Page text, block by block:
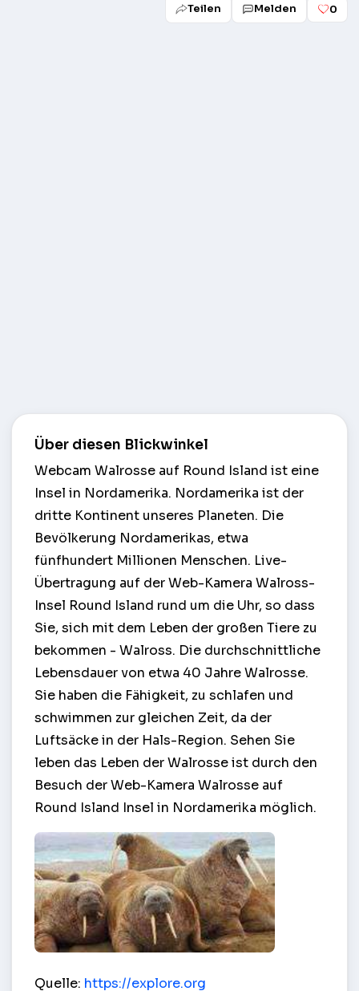
Teilen Melden 0
Über diesen Blickwinkel
Webcam Walrosse auf Round Island ist eine
Insel in Nordamerika. Nordamerika ist der
dritte Kontinent unseres Planeten. Die
Bevölkerung Nordamerikas, etwa
fünfhundert Millionen Menschen. Live-
Übertragung auf der Web-Kamera Walross-
Insel Round Island rund um die Uhr, so dass
Sie, sich mit dem Leben der großen Tiere zu
bekommen - Walross. Die durchschnittliche
Lebensdauer von etwa 40 Jahre Walrosse.
Sie haben die Fähigkeit, zu schlafen und
schwimmen zur gleichen Zeit, da der
Luftsäcke in der Hals-Region. Sehen Sie
leben das Leben der Walrosse ist durch den
Besuch der Web-Kamera Walrosse auf
Round Island Insel in Nordamerika möglich.
Quelle: https://explore.org